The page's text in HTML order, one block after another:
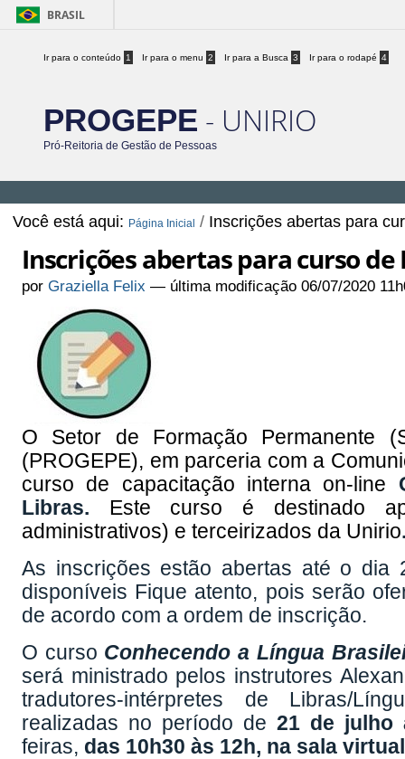
BRASIL
Ir para o conteúdo 1 Ir para o menu 2 Ir para a Busca 3 Ir para o rodapé 4
PROGEPE - UNIRIO
Pró-Reitoria de Gestão de Pessoas
Você está aqui: Página Inicial / Inscrições abertas para
Inscrições abertas para curso
porGraziella Felix — última modificação 06/07/2020
O Setor de Formação Permanente
(PROGEPE), em parceria com a
curso de capacitação interna on-line
Libras. Este curso é destinado
administrativos) e terceirizados da Unirio
As inscrições estão abertas até o dia
disponíveis Fique atento, pois serão
de acordo com a ordem de inscrição.
O curso Conhecendo a Língua
será ministrado pelos instrutores
tradutores-intérpretes de Libras/
realizadas no período de21 de julho
feiras, das 10h30 às 12h, na sala